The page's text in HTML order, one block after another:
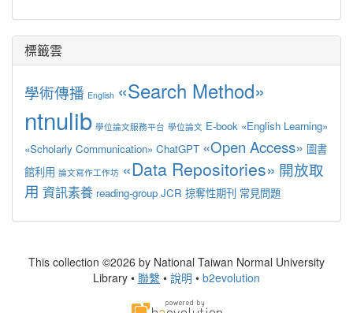
標籤雲
學術傳播 English «Search Method»
ntnulib 學位論文服務平台 學位論文 E-book «English Learning»
«Scholarly Communication» ChatGPT «Open Access» 圖書
館利用 論文寫作工作坊 «Data Repositories» 開放取
用 資訊素養 reading-group JCR 掠奪性期刊 常見問題
This collection ©2026 by National Taiwan Normal University
Library • 聯繫 • 說明 • b2evolution